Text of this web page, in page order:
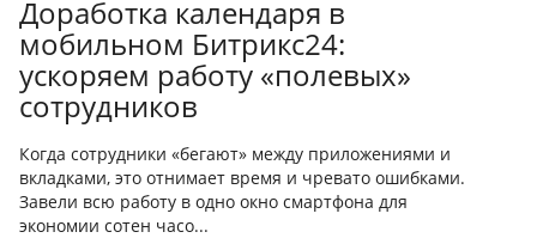
Доработка календаря в
мобильном Битрикс24:
ускоряем работу «полевых»
сотрудников
Когда сотрудники «бегают» между приложениями и
вкладками, это отнимает время и чревато ошибками.
Завели всю работу в одно окно смартфона для
экономии сотен часо...